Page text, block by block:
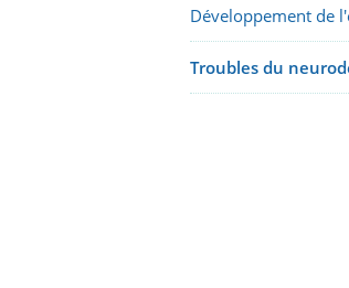
Développement de
Troubles du